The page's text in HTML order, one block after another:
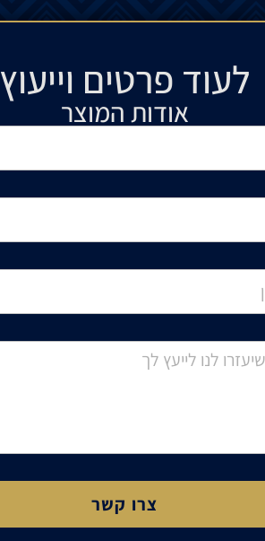
לעוד פרטים וייעוץ​
אודות המוצר
צרו קשר